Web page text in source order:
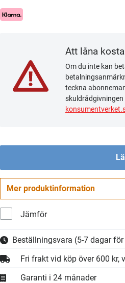
Att låna
Om du inte kan
teckna
Mer produktinformation
Jämför
Beställningsvara (5-7 dagar
Fri frakt vid köp över 600 kr,
Garanti i 24 månader